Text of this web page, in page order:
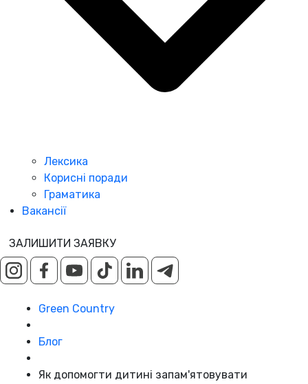
Лексика
Корисні поради
Граматика
Вакансії
ЗАЛИШИТИ ЗАЯВКУ
Green Country
Блог
Як допомогти дитині запам'ятовувати